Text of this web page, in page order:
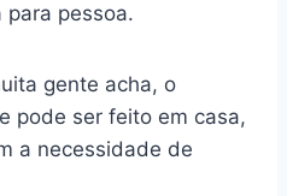
para pessoa.
gente acha, o
pode ser feito em casa,
a necessidade de